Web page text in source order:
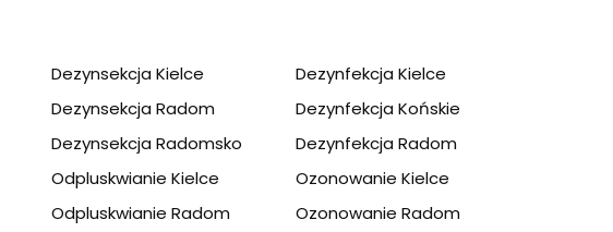
Dezynsekcja Kielce
Dezynsekcja Radom
Dezynsekcja Radomsko
Odpluskwianie Kielce
Odpluskwianie Radom
Dezynfekcja Kielce
Dezynfekcja Końskie​
Dezynfekcja Radom​
Ozonowanie Kielce
Ozonowanie Radom